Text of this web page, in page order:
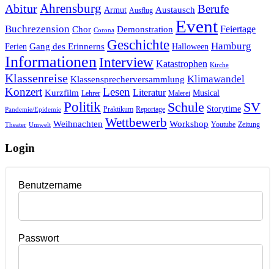
Abitur Ahrensburg Armut Ausflug Austausch Berufe
Buchrezension Chor Corona Demonstration Event Feiertage
Ferien Gang des Erinnerns Geschichte Halloween Hamburg
Informationen Interview Katastrophen Kirche
Klassenreise Klassensprecherversammlung Klimawandel
Konzert Kurzfilm Lehrer Lesen Literatur Malerei Musical
Pandemie/Epidemie Politik Praktikum Reportage Schule Storytime SV
Theater Umwelt Weihnachten Wettbewerb Workshop Youtube Zeitung
Login
Benutzername
Passwort